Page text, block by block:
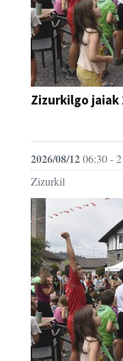
Zizurkilgo jaiak
2026/08/1206:30 -
Zizurkil